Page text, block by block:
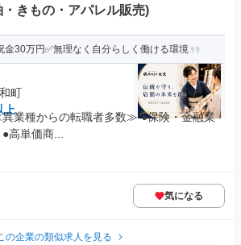
きもの・アパレル販売)
金30万円✅無理なく自分らしく働ける環境
町
上
業種からの転職者多数≫ ●保険・金融業
高単価商...
気になる
の企業の類似求人を見る